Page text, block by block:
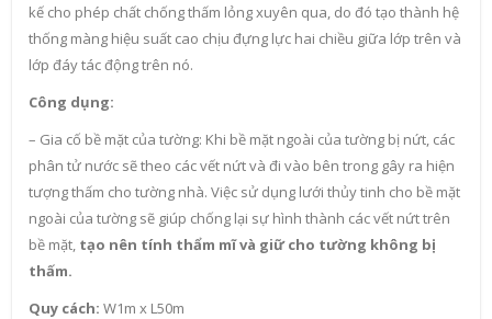
kế cho phép chất chống thấm lỏng xuyên qua, do đó tạo thành hệ
thống màng hiệu suất cao chịu đựng lực hai chiều giữa lớp trên và
lớp đáy tác động trên nó.
Công dụng:
– Gia cố bề mặt của tường: Khi bề mặt ngoài của tường bị nứt, các
phân tử nước sẽ theo các vết nứt và đi vào bên trong gây ra hiện
tượng thấm cho tường nhà. Việc sử dụng lưới thủy tinh cho bề mặt
ngoài của tường sẽ giúp chống lại sự hình thành các vết nứt trên
bề mặt, tạo nên tính thẩm mĩ và giữ cho tường không bị
thấm.
Quy cách: W1m x L50m